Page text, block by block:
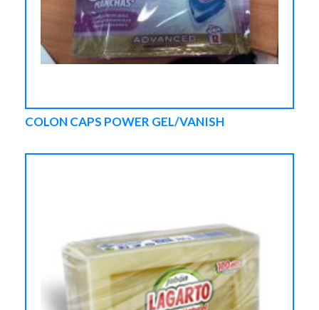
COLON CAPS POWER GEL/VANISH